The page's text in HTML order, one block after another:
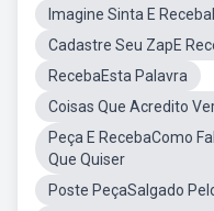
Imagine Sinta E
Cadastre Seu ZapE
RecebaEsta Palavra
Coisas Que Acredito
Peça E RecebaComo
Que Quiser
Poste PeçaSalgado